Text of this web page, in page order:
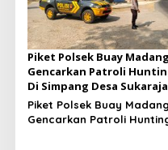
Piket Polsek Buay
Gencarkan Patroli
Di Simpang Desa
Piket Polsek Buay
Gencarkan Patroli